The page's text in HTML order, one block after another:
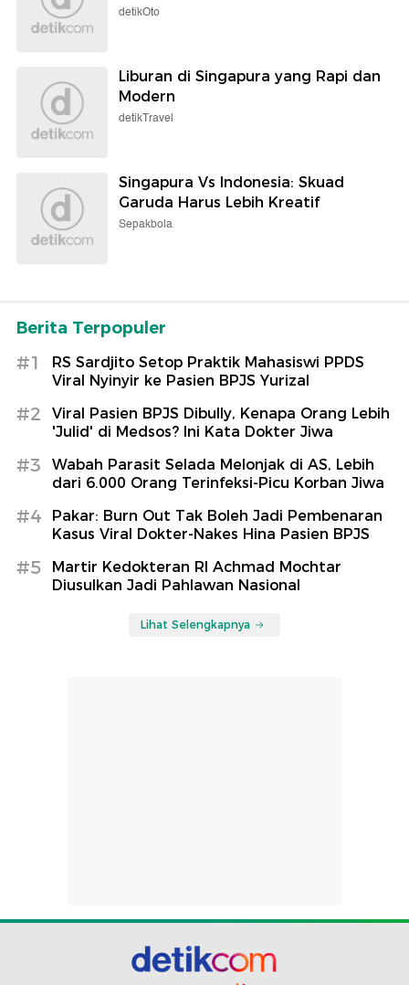
detikOto
Liburan di Singapura yang Rapi dan
Modern
detikTravel
Singapura Vs Indonesia: Skuad
Garuda Harus Lebih Kreatif
Sepakbola
Berita Terpopuler
#1
RS Sardjito Setop Praktik Mahasiswi PPDS
Viral Nyinyir ke Pasien BPJS Yurizal
#2
Viral Pasien BPJS Dibully, Kenapa Orang Lebih
'Julid' di Medsos? Ini Kata Dokter Jiwa
#3
Wabah Parasit Selada Melonjak di AS, Lebih
dari 6.000 Orang Terinfeksi-Picu Korban Jiwa
#4
Pakar: Burn Out Tak Boleh Jadi Pembenaran
Kasus Viral Dokter-Nakes Hina Pasien BPJS
#5
Martir Kedokteran RI Achmad Mochtar
Diusulkan Jadi Pahlawan Nasional
Lihat Selengkapnya